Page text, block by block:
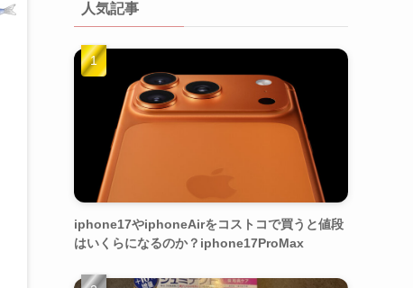
人気記事
iphone17やiphoneAirをコストコで買うと値段
はいくらになるのか？iphone17ProMax